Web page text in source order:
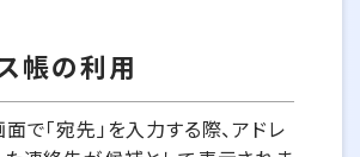
帳の利用
で「宛先」を入力する際、アドレ